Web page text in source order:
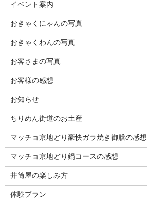
イベント案内
おきゃくにゃんの写真
おきゃくわんの写真
お客さまの写真
お客様の感想
お知らせ
ちりめん街道のお土産
マッチョ京地どり豪快ガラ焼き御膳の感想
マッチョ京地どり鍋コースの感想
井筒屋の楽しみ方
体験プラン